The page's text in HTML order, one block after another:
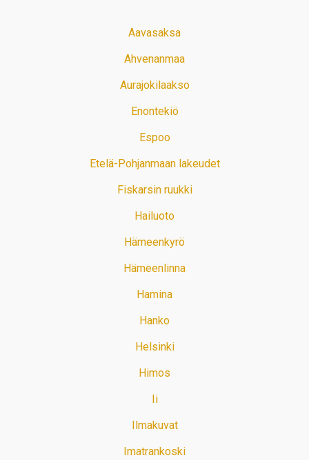
Aavasaksa
Ahvenanmaa
Aurajokilaakso
Enontekiö
Espoo
Etelä-Pohjanmaan lakeudet
Fiskarsin ruukki
Hailuoto
Hämeenkyrö
Hämeenlinna
Hamina
Hanko
Helsinki
Himos
Ii
Ilmakuvat
Imatrankoski